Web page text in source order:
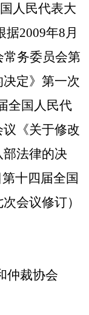
人民代表大
据2009年8月
常务委员会第
定》第一次
全国人民代
《关于修改
部法律的决
十四届全国
会议修订）
仲裁协会